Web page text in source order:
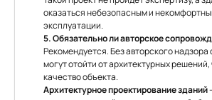
оказаться небезопасным и
эксплуатации.
5. Обязательно ли авторское
Рекомендуется. Без авторского надзора
могут отойти от архитектурных решений,
качество объекта.
Архитектурное проектирование зданий